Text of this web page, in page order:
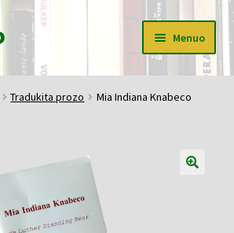
Menuo
Tradukita prozo Mia Indiana Knabeco